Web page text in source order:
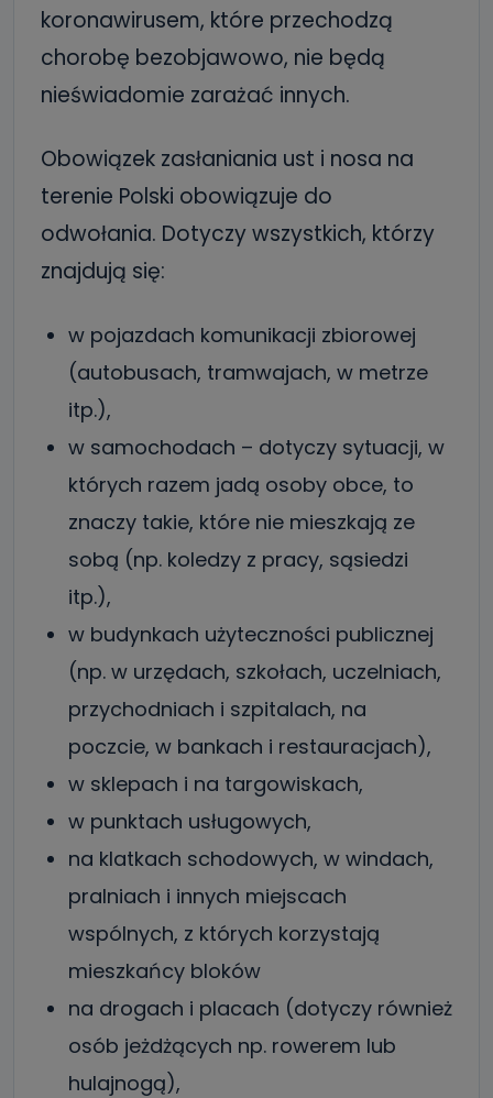
koronawirusem, które przechodzą
chorobę bezobjawowo, nie będą
nieświadomie zarażać innych.
Obowiązek zasłaniania ust i nosa na
terenie Polski obowiązuje do
odwołania. Dotyczy wszystkich, którzy
znajdują się:
w pojazdach komunikacji zbiorowej
(autobusach, tramwajach, w metrze
itp.),
w samochodach – dotyczy sytuacji, w
których razem jadą osoby obce, to
znaczy takie, które nie mieszkają ze
sobą (np. koledzy z pracy, sąsiedzi
itp.),
w budynkach użyteczności publicznej
(np. w urzędach, szkołach, uczelniach,
przychodniach i szpitalach, na
poczcie, w bankach i restauracjach),
w sklepach i na targowiskach,
w punktach usługowych,
na klatkach schodowych, w windach,
pralniach i innych miejscach
wspólnych, z których korzystają
mieszkańcy bloków
na drogach i placach (dotyczy również
osób jeżdżących np. rowerem lub
hulajnogą),